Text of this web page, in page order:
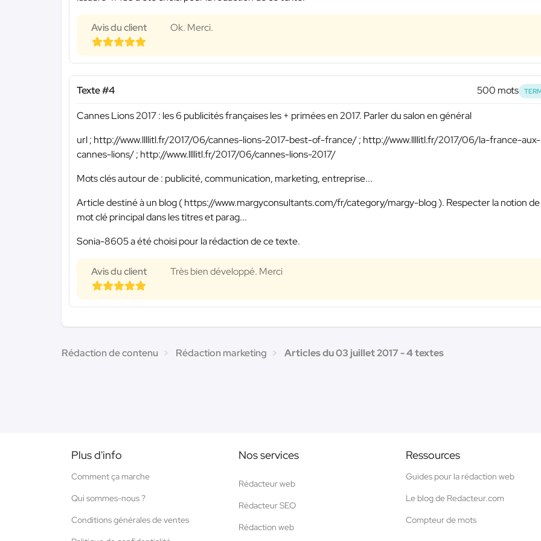
Avis du client Ok. Merci.
Texte #4 500 mots
Cannes Lions 2017 : les 6 publicités françaises les + primées en 2017. Parler du salon en général
url ; http://www.llllitl.fr/2017/06/cannes-lions-2017-best-of-france/ ; http://www.llllitl.fr/2017/06/la-france-aux-
cannes-lions/ ; http://www.llllitl.fr/2017/06/cannes-lions-2017/
Mots clés autour de : publicité, communication, marketing, entreprise...
Article destiné à un blog ( https://www.margyconsultants.com/fr/category/margy-blog ). Respecter la notion de
mot clé principal dans les titres et parag...
Sonia-8605 a été choisi pour la rédaction de ce texte.
Avis du client Très bien développé. Merci
Rédaction de contenu Rédaction marketing Articles du 03 juillet 2017 - 4 textes
Plus d'info
Comment ça marche
Qui sommes-nous ?
Conditions générales de ventes
Nos services
Rédacteur web
Rédacteur SEO
Rédaction web
Ressources
Guides pour la rédaction web
Le blog de Redacteur.com
Compteur de mots